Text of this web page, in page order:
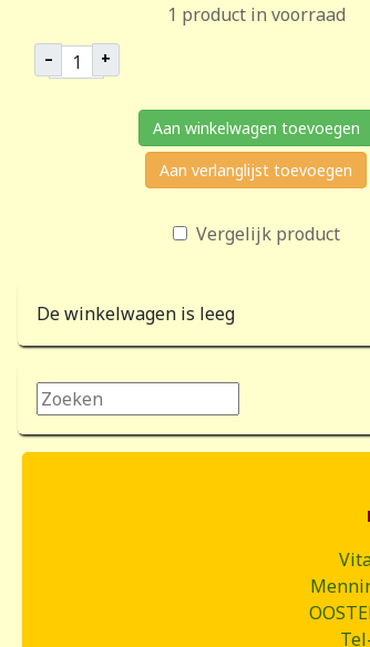
1 product in voorraad
– +
Aan winkelwagen toevoegen
Aan verlanglijst toevoegen
Vergelijk product
De winkelwagen is leeg
Zoeken...